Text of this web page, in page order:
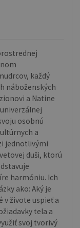
každý
náboženských
a Natine
osobnú
a
jednotlivými
duši, ktorú
harmóniu. Ich
ako: Aký je
v živote uspieť a
tela a
svoj tvorivý